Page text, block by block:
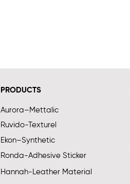
PRODUCTS
Aurora–Mettalic
Ruvido-Texturel
Ekon–Synthetic
Ronda-Adhesive Sticker
Hannah-Leather Material